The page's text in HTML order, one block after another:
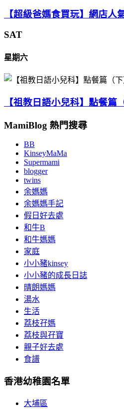
【超級爸媽食買玩】網店人
SAT
星期六
【祖教日語小兒科】點餐篇
MamiBlog 熱門搜尋
BB
KinseyMaMa
Supermami
blogger
twins
余媽媽
余媽媽手記
假日好去處
和牛B
和牛媽媽
家庭
小小豬kinsey
小小豬的成長日誌
晴朗媽媽
湯水
生活
荔枝孖媽
荔枝與孖寶
親子好去處
食譜
香港幼稚園名單
大埔區